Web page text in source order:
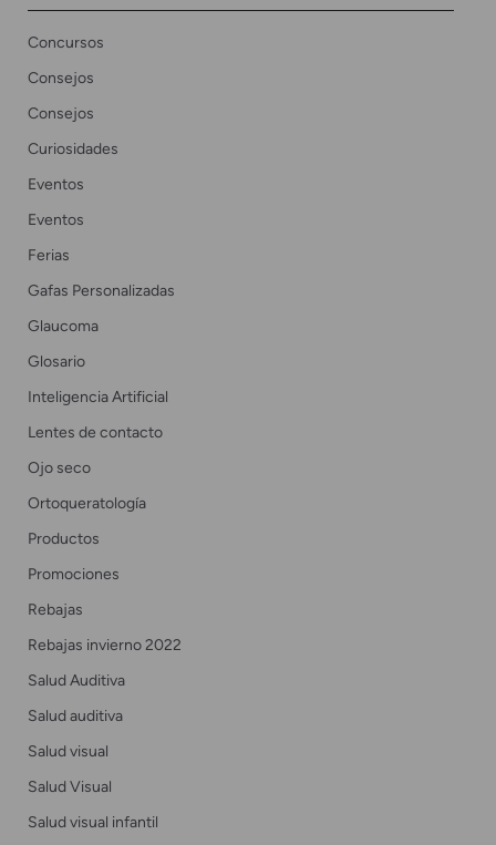
Concursos
Consejos
Consejos
Curiosidades
Eventos
Eventos
Ferias
Gafas Personalizadas
Glaucoma
Glosario
Inteligencia Artificial
Lentes de contacto
Ojo seco
Ortoqueratología
Productos
Promociones
Rebajas
Rebajas invierno 2022
Salud Auditiva
Salud auditiva
Salud visual
Salud Visual
Salud visual infantil